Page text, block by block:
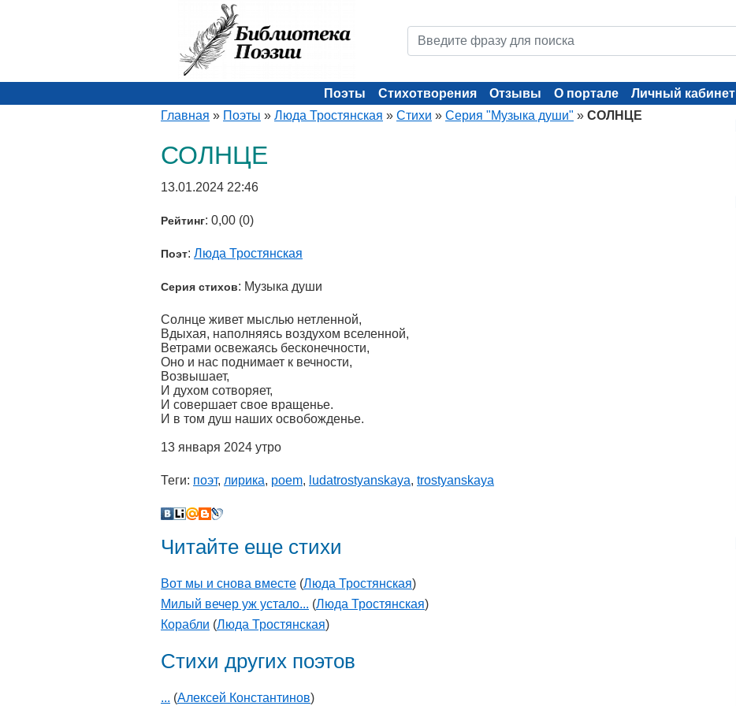
Поэты Стихотворения Отзывы О портале
Личный кабинет
Главная » Поэты » Люда Тростянская » Стихи » Серия "Музыка души" » СОЛНЦЕ
СОЛНЦЕ
13.01.2024 22:46
Рейтинг: 0,00 (0)
Поэт: Люда Тростянская
Серия стихов: Музыка души
Солнце живет мыслью нетленной,
Вдыхая, наполняясь воздухом вселенной,
Ветрами освежаясь бесконечности,
Оно и нас поднимает к вечности,
Возвышает,
И духом сотворяет,
И совершает свое вращенье.
И в том душ наших освобожденье.
13 января 2024 утро
Теги: поэт, лирика, poem, ludatrostyanskaya, trostyanskaya
Читайте еще стихи
Вот мы и снова вместе (Люда Тростянская)
Милый вечер уж устало... (Люда Тростянская)
Корабли (Люда Тростянская)
Стихи других поэтов
... (Алексей Константинов)